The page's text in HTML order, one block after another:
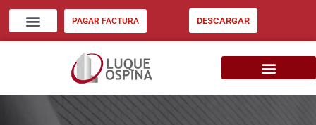
PAGAR FACTURA DESCARGAR